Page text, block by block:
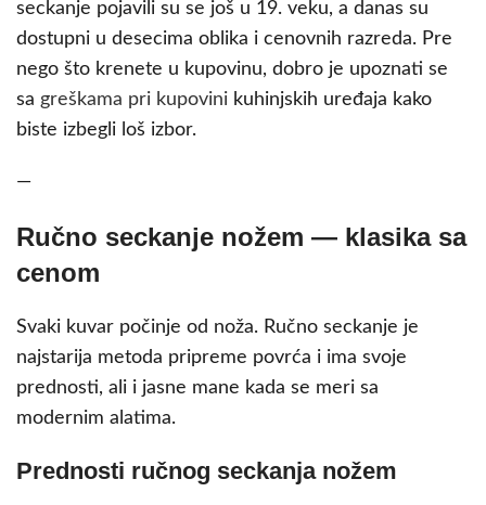
seckanje pojavili su se još u 19. veku, a danas su
dostupni u desecima oblika i cenovnih razreda. Pre
nego što krenete u kupovinu, dobro je upoznati se
sa greškama pri kupovini kuhinjskih uređaja kako
biste izbegli loš izbor.
—
Ručno seckanje nožem — klasika sa
cenom
Svaki kuvar počinje od noža. Ručno seckanje je
najstarija metoda pripreme povrća i ima svoje
prednosti, ali i jasne mane kada se meri sa
modernim alatima.
Prednosti ručnog seckanja nožem